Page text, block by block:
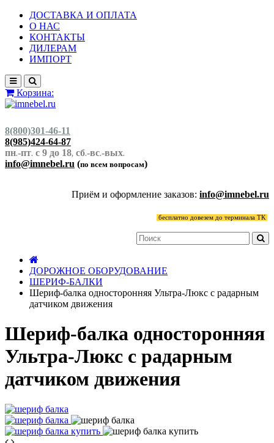
ДОСТАВКА И ОПЛАТА
О НАС
КОНТАКТЫ
ДИЛЕРАМ
ИМПОРТ
Корзина:
8(800)301-46-11
8(985)424-64-87
пн.-пт. с 9 до 18, сб.-вс.-вых.
info@imnebel.ru (по всем вопросам)
Приём и оформление заказов: info@imnebel.ru
бесплатно довезем до терминала ТК
ДОРОЖНОЕ ОБОРУДОВАНИЕ
ШЕРИФ-БАЛКИ
Шериф-балка односторонняя Ультра-Люкс с радарным
датчиком движения
Шериф-балка односторонняя
Ультра-Люкс с радарным
датчиком движения